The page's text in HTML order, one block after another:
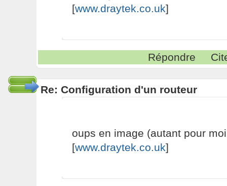
[www.draytek.co.uk]
Répondre
Re: Configuration d'un routeur
oups en image (autant pour
[www.draytek.co.uk]